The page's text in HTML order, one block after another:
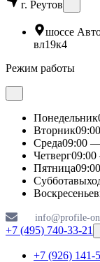
г. Реутов
шоссе
вл19к4
Режим работы
Понедельник
Вторник
Среда09:00
Четверг
Пятница
Суббота
Воскресенье
info@profile-
+7 (495) 740-33-21
+7 (926) 141-